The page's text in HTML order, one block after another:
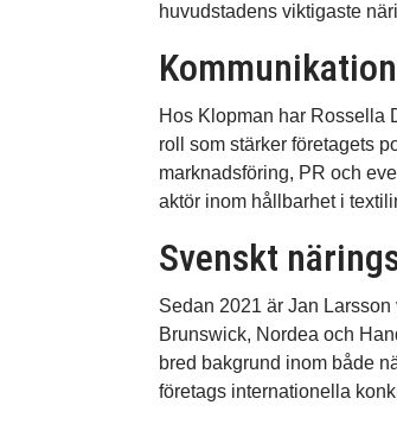
huvudstadens viktigaste
Hos Klopman har Rossella
roll som stärker företagets
marknadsföring, PR och
aktör inom hållbarhet i
Svenskt
Sedan 2021 är Jan
Brunswick, Nordea och
bred bakgrund inom både
företags internationella